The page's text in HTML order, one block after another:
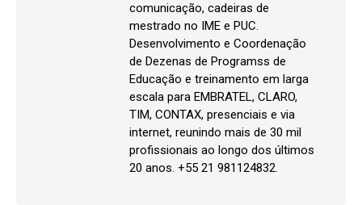
comunicação, cadeiras de
mestrado no IME e PUC.
Desenvolvimento e Coordenação
de Dezenas de Programss de
Educação e treinamento em larga
escala para EMBRATEL, CLARO,
TIM, CONTAX, presenciais e via
internet, reunindo mais de 30 mil
profissionais ao longo dos últimos
20 anos. +55 21 981124832.